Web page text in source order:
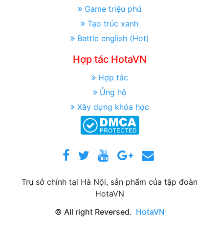
Game triệu phú
Tạo trúc xanh
Battle english (Hot)
Hợp tác HotaVN
Hợp tác
Ủng hộ
Xây dựng khóa học
Trụ sở chính tại Hà Nội, sản phẩm của tập đoàn
HotaVN
© All right Reversed. HotaVN